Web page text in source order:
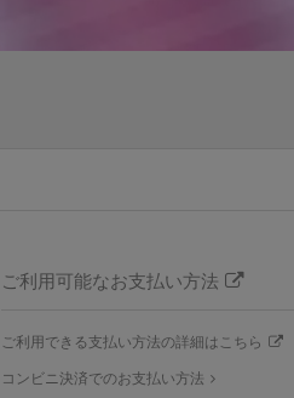
ご利用可能なお支払い方法
ご利用できる支払い方法の詳細はこちら
コンビニ決済でのお支払い方法